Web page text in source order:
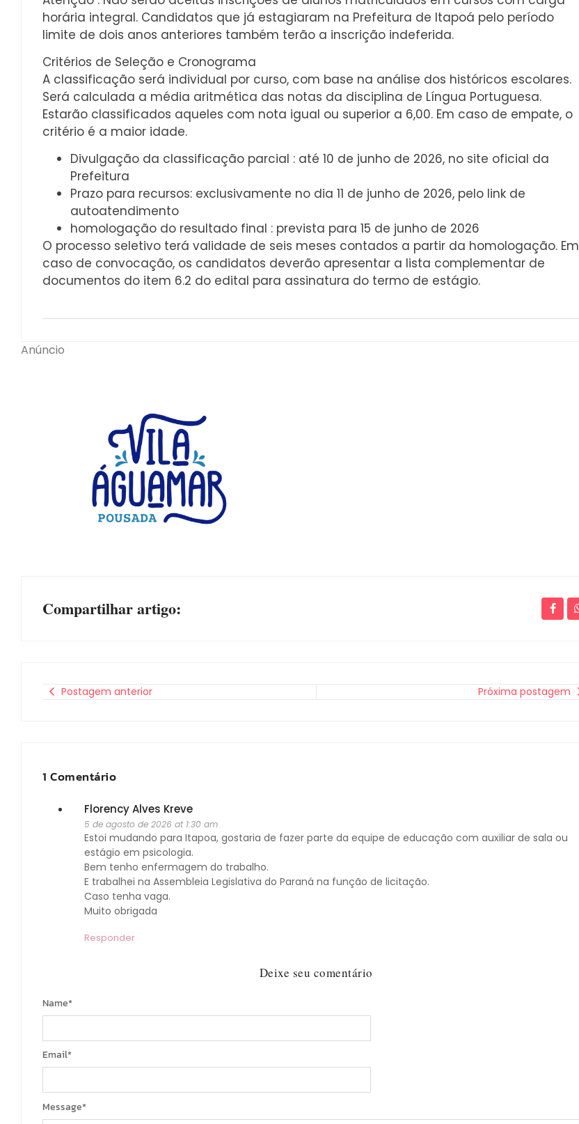
horária integral. Candidatos que já estagiaram na Prefeitura de Itapoá pelo período
limite de dois anos anteriores também terão a inscrição indeferida.
Critérios de Seleção e Cronograma
A classificação será individual por curso, com base na análise dos históricos escolares.
Será calculada a média aritmética das notas da disciplina de Língua Portuguesa.
Estarão classificados aqueles com nota igual ou superior a 6,00. Em caso de empate, o
critério é a maior idade.
Divulgação da classificação parcial : até 10 de junho de 2026, no site oficial da
Prefeitura
Prazo para recursos: exclusivamente no dia 11 de junho de 2026, pelo link de
autoatendimento
homologação do resultado final : prevista para 15 de junho de 2026
O processo seletivo terá validade de seis meses contados a partir da homologação. Em
caso de convocação, os candidatos deverão apresentar a lista complementar de
documentos do item 6.2 do edital para assinatura do termo de estágio.
Anúncio
Compartilhar artigo:
Postagem anterior Próxima postagem
1 Comentário
Florency Alves Kreve
5 de agosto de 2026 at 1:30 am
Estoi mudando para Itapoa, gostaria de fazer parte da equipe de educação com auxiliar de sala ou
estágio em psicologia.
Bem tenho enfermagem do trabalho.
E trabalhei na Assembleia Legislativa do Paraná na função de licitação.
Caso tenha vaga.
Muito obrigada
Responder
Deixe seu comentário
Message*
Name*
Email*